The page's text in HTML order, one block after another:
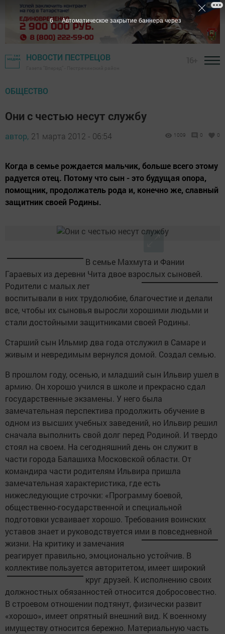
НОВОСТИ ПЕСТРЕЦОВ
ОБЩЕСТВО
Они с честью несут службу
автор, 21 марта 2012 - 06:54 1009 0 0
Когда в семье рождается мальчик, больше всего этому
радуется отец. Потому что сын - это будущая опора,
помощник, продолжатель рода и, конечно же, славный
защитник своей Родины.
В семье Махмута и Фании
Гараевых из деревни Чита двое взрослых сыновей.
Родители с малых лет
воспитывали в них трудолюбие, благочестие и делали
все, чтобы их сыновья выросли хорошими людьми и
стали достойными защитниками своей Родины.
Старший сын Ильмир два года отслужил в Самаре и
живым и невредимым вернулся домой. Создал семью.
В прошлом году, осенью, и младший сын Ильвир ушел в
армию. Он хорошо учился в школе и прекрасно сдал
государственные экзамены. У него была
замечательная перспектива продолжить обучение в
одном из высших учебных заведений, но Ильвир решил
сначала выполнить свой долг перед Родиной. И твердо
стоял на своем. На сегодняшний день он служит в
части города Балашиха Московской области. От
командира части родителям Ильвира пришла
замечательная характеристика, где есть
нижеследующие строчки: «Программу боевой,
общественно-государственной и специальной
подготовки усваивает хорошо. Требования воинских
уставов знает и руководствуется ими в повседневной
жизни. На критику и замечания
реагирует правильно, эмоционально устойчив. В
коллективе пользуется авторитетом, имеет широкий
круг друзей. К исполнению своих
должностных обязанностей относится добросовестно.
В строевом отношении подтянут, физически развит
«хорошо», имеет опрятный внешний вид. К военному
имуществу относится бережно. Материальную часть
5 Автоматическое закрытие баннера через